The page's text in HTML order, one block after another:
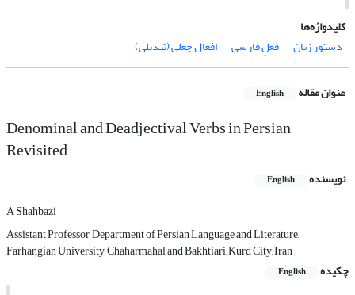
کلیدواژه‌ها
دستور زبان
فعلِ فارسی افعال جعلی (تبدیلی)
عنوان مقاله English
Denominal and Deadjectival Verbs in Persian
Revisited
نویسنده English
A Shahbazi
Assistant Professor, Department of Persian Language and Literature,
Farhangian University, Chaharmahal and Bakhtiari, Kurd City, Iran
چکیده
English